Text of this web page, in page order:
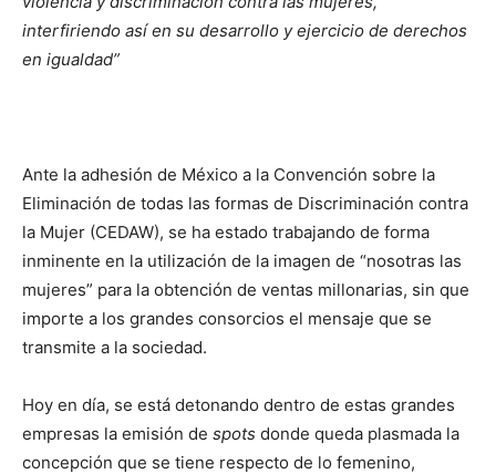
interfiriendo así en su desarrollo y ejercicio de derechos
en igualdad”
Ante la adhesión de México a la Convención sobre la
Eliminación de todas las formas de Discriminación contra
la Mujer (CEDAW), se ha estado trabajando de forma
inminente en la utilización de la imagen de “nosotras las
mujeres” para la obtención de ventas millonarias, sin que
importe a los grandes consorcios el mensaje que se
transmite a la sociedad.
Hoy en día, se está detonando dentro de estas grandes
empresas la emisión de spots donde queda plasmada la
concepción que se tiene respecto de lo femenino,